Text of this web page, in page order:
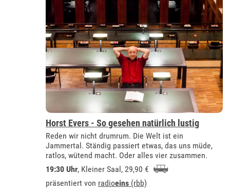
Horst Evers - So gesehen natürlich lustig
Reden wir nicht drumrum. Die Welt ist ein
Jammertal. Ständig passiert etwas, das uns müde,
ratlos, wütend macht. Oder alles vier zusammen.
19:30 Uhr, Kleiner Saal, 29,90 €
präsentiert von radioeins (rbb)